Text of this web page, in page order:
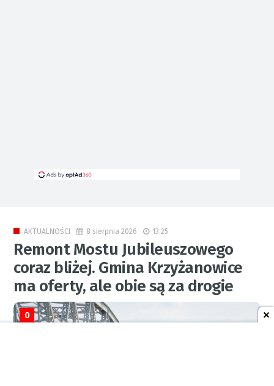
AKTUALNOŚCI 8 sierpnia 2026 13:25
Remont Mostu Jubileuszowego
coraz bliżej. Gmina Krzyżanowice
ma oferty, ale obie są za drogie
0